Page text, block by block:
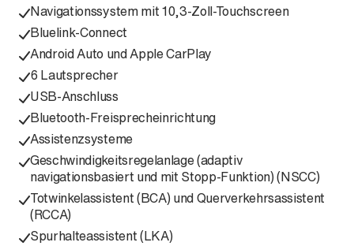
Navigationssystem mit 10,3-Zoll-Touchscreen
Bluelink-Connect
Android Auto und Apple CarPlay
6 Lautsprecher
USB-Anschluss
Bluetooth-Freisprecheinrichtung
Assistenzsysteme
Geschwindigkeitsregelanlage (adaptiv
navigationsbasiert und mit Stopp-Funktion) (NSCC)
Totwinkelassistent (BCA) und Querverkehrsassistent
(RCCA)
Spurhalteassistent (LKA)